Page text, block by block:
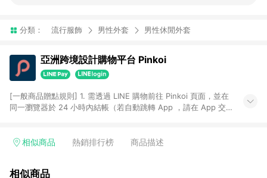
分類： 流行服飾 男性外套 男性休閒外套
亞洲跨境設計購物平台 Pinkoi
[一般商品贈點規則] 1. 需透過 LINE 購物前往 Pinkoi 頁面，並在
同一瀏覽器於 24 小時內結帳（若自動跳轉 App ，請在 App 交
回饋訂單不得享有 Pinkoi 站方優惠，例如首購優惠，P coins，
行為，不具贈點資格，部分退款不在此限。 6. APP 請更新至
相似商品 熱銷排行榜 商品描述
相似商品